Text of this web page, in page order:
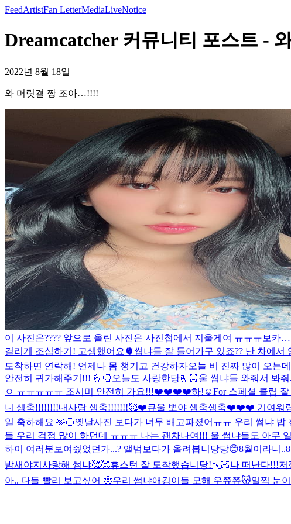
FeedArtistFan LetterMediaLiveNotice
Dreamcatcher 커뮤니티 포스트 -
2022년 8월 18일
와 머릿결 짱 조아…!!!!
이 사진은???? 앞으로 올린 사진은 사진첩에서 지울게여 ㅠㅠㅠ 보카
걸리게 조심하기! 고생했어요🫀썸냐들 잘 들어가구 있죠?? 난 차에
도착하면 연락해! 언제나 몸 챙기고 건강하자오늘 비 진짜 많이 오는
안전히 귀가해주기!!! 🫰🏻오늘도 사랑한당🫰🏻울 썸냐들 와줘서 봐
ㅇ ㅠㅠㅠㅠㅠ 조시미 안전히 가요!!!❤️❤️❤️❤️하!☺️For 스페셜 클립 잘
니 생축!!!!!!!!내사랑 생축!!!!!!!🥰❤️큐울 뽀야 생축생축❤️❤️❤️ 기여워
일 축하해요 🫶🏻옛날사진 보다가 너무 배고파졌어ㅠㅠ 우리 썸냐
들 우리 걱정 많이 하던데 ㅠㅠㅠ 나는 괜차나여!!! 울 썸냐들도 아무
하이 여러분 보여줬었던가...? 앨범보다가 올려봅니당당😊8월이라니..
밤새야지 사랑해 썸냐🥰🥰휴스턴 잘 도착했습니당!🫰🏻나 떠난다!!!저
아.. 다들 빨리 보고싶어 🥺우리 썸냐애깅이들 모해 우쮸쮸😽일찍 눈